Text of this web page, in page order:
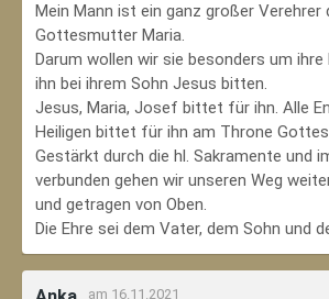
Mein Mann ist ein ganz großer Verehrer
Gottesmutter Maria.
Darum wollen wir sie besonders um
ihn bei ihrem Sohn Jesus bitten.
Jesus, Maria, Josef bittet für ihn. Alle
Heiligen bittet für ihn am Throne
Gestärkt durch die hl. Sakramente und
verbunden gehen wir unseren Weg
und getragen von Oben.
Die Ehre sei dem Vater, dem Sohn und
am 16.11.2021